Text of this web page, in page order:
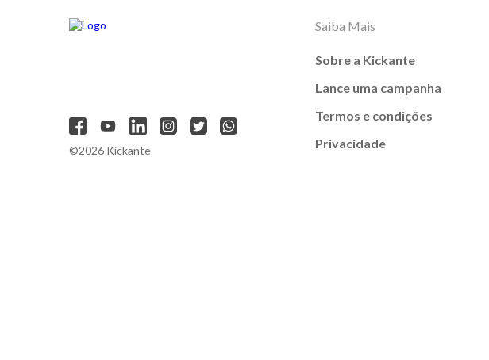
©2026 Kickante
Saiba Mais
Sobre a Kickante
Lance uma campanha
Termos e condições
Privacidade